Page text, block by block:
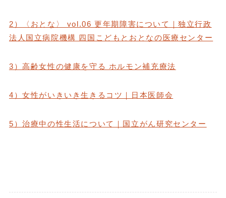
2）〈おとな〉 vol.06 更年期障害について｜独立行政
法人国立病院機構 四国こどもとおとなの医療センター
3）高齢女性の健康を守る ホルモン補充療法
4）女性がいきいき生きるコツ｜日本医師会
5）治療中の性生活について｜国立がん研究センター